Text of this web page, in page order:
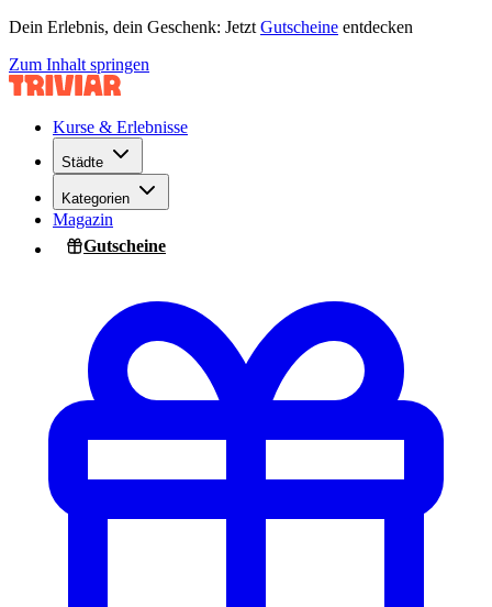
Dein Erlebnis, dein Geschenk: Jetzt Gutscheine entdecken
Zum Inhalt springen
Kurse & Erlebnisse
Städte
Kategorien
Magazin
Gutscheine